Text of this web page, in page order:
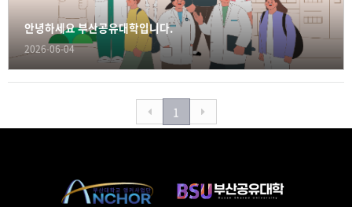
안녕하세요 부산공유대학입니다.
2026-06-04
1